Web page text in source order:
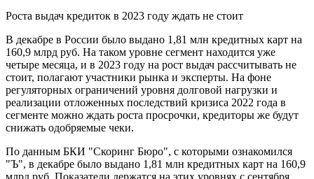
Роста выдач кредиток в 2023 году ждать не стоит
В декабре в России было выдано 1,81 млн кредитных карт на
160,9 млрд руб. На таком уровне сегмент находится уже
четыре месяца, и в 2023 году на рост выдач рассчитывать не
стоит, полагают участники рынка и эксперты. На фоне
регуляторных ограничений уровня долговой нагрузки и
реализации отложенных последствий кризиса 2022 года в
сегменте можно ждать роста просрочки, кредиторы же будут
снижать одобряемые чеки.
По данным БКИ "Скоринг Бюро", с которыми ознакомился
"Ъ", в декабре было выдано 1,81 млн кредитных карт на 160,9